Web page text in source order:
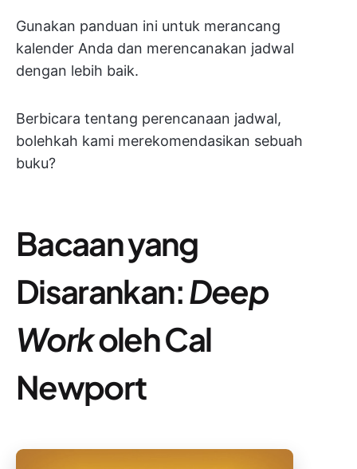
Gunakan panduan ini untuk merancang
kalender Anda dan merencanakan jadwal
dengan lebih baik.
Berbicara tentang perencanaan jadwal,
bolehkah kami merekomendasikan sebuah
buku?
Bacaan yang
Disarankan:Deep
Workoleh Cal
Newport